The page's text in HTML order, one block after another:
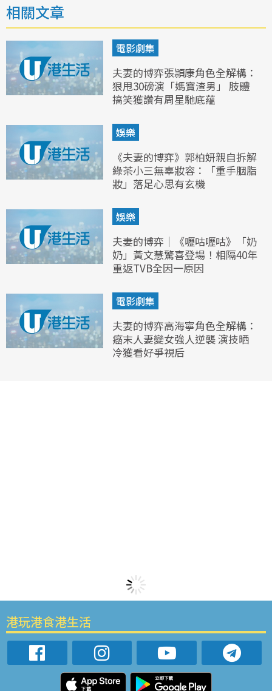
相關文章
電影劇集
夫妻的博弈張頴康角色全解構：
狠甩30磅演「媽寶渣男」 肢體
搞笑獲讚有周星馳底蘊
娛樂
《夫妻的博弈》郭柏妍親自拆解
綠茶小三無辜妝容：「重手胭脂
妝」落足心思有玄機
娛樂
夫妻的博弈｜《嚦咕嚦咕》「奶
奶」黃文慧驚喜登場！相隔40年
重返TVB全因一原因
電影劇集
夫妻的博弈高海寧角色全解構：
癌末人妻變女強人逆襲 演技晒
冷獲看好爭視后
港玩港食港生活